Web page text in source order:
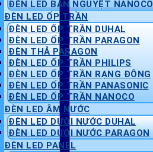
ĐÈN LED BÁN NGUYỆT NANOCO
ĐÈN LED ỐP TRẦN
ĐÈN LED ỐP TRẦN DUHAL
ĐÈN LED ỐP TRẦN PARAGON
ĐÈN THẢ PARAGON
ĐÈN LED ỐP TRẦN PHILIPS
ĐÈN LED ỐP TRẦN RẠNG ĐÔNG
ĐÈN LED ỐP TRẦN PANASONIC
ĐÈN LED ỐP TRẦN NANOCO
ĐÈN LED ÂM NƯỚC
ĐÈN LED DƯỚI NƯỚC DUHAL
ĐÈN LED DƯỚI NƯỚC PARAGON
ĐÈN LED PANEL